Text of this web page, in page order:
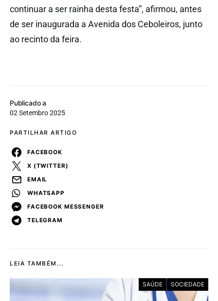
Publicado a
02 Setembro 2025
PARTILHAR ARTIGO
FACEBOOK
X (TWITTER)
EMAIL
WHATSAPP
FACEBOOK MESSENGER
TELEGRAM
continuar a ser rainha desta festa”, afirmou, antes
de ser inaugurada a Avenida dos Ceboleiros, junto
ao recinto da feira.
LEIA TAMBÉM...
SAÚDE SOCIEDADE